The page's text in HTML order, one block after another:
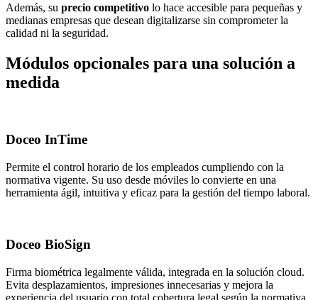
Además, su precio competitivo lo hace accesible para pequeñas y
medianas empresas que desean digitalizarse sin comprometer la
calidad ni la seguridad.
Módulos opcionales para una solución a
medida
Doceo InTime
Permite el control horario de los empleados cumpliendo con la
normativa vigente. Su uso desde móviles lo convierte en una
herramienta ágil, intuitiva y eficaz para la gestión del tiempo laboral.
Doceo BioSign
Firma biométrica legalmente válida, integrada en la solución cloud.
Evita desplazamientos, impresiones innecesarias y mejora la
experiencia del usuario con total cobertura legal según la normativa